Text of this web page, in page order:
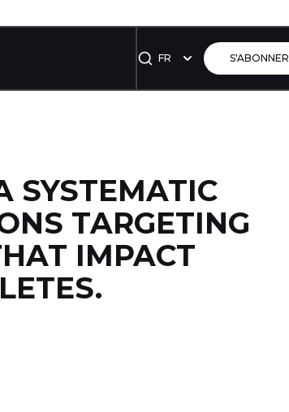
FR S'ABONNER
SYSTEMATIC
TARGETING
IMPACT